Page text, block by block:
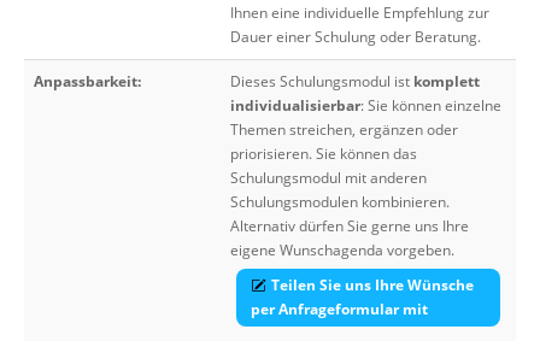
Ihnen eine individuelle Empfehlung zur
Dauer einer Schulung oder Beratung.
Anpassbarkeit: Dieses Schulungsmodul ist komplett
individualisierbar: Sie können einzelne
Themen streichen, ergänzen oder
priorisieren. Sie können das
Schulungsmodul mit anderen
Schulungsmodulen kombinieren.
Alternativ dürfen Sie gerne uns Ihre
eigene Wunschagenda vorgeben.
Teilen Sie uns Ihre Wünsche
per Anfrageformular mit